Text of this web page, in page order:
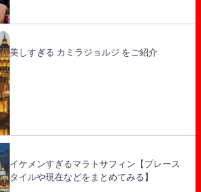
美しすぎる カミラジョルジ をご紹介
イケメンすぎるマラトサフィン【プレース
タイルや現在などをまとめてみる】